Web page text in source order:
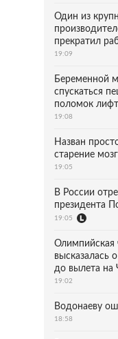
Один из
прекратил
19:09
Беременной
спускаться
поломок
19:08
Назван
старение
19:05
В России
президента
19:05
Олимпийская
высказалась
до вылета на
19:02
Водонаеву
18:58